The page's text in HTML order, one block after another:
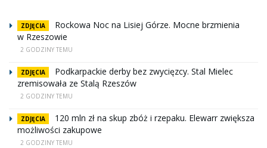
ZDJĘCIA
Rockowa Noc na Lisiej Górze. Mocne brzmienia
w Rzeszowie
2 GODZINY TEMU
ZDJĘCIA
Podkarpackie derby bez zwycięzcy. Stal Mielec
zremisowała ze Stalą Rzeszów
2 GODZINY TEMU
ZDJĘCIA
120 mln zł na skup zbóż i rzepaku. Elewarr zwiększa
możliwości zakupowe
2 GODZINY TEMU